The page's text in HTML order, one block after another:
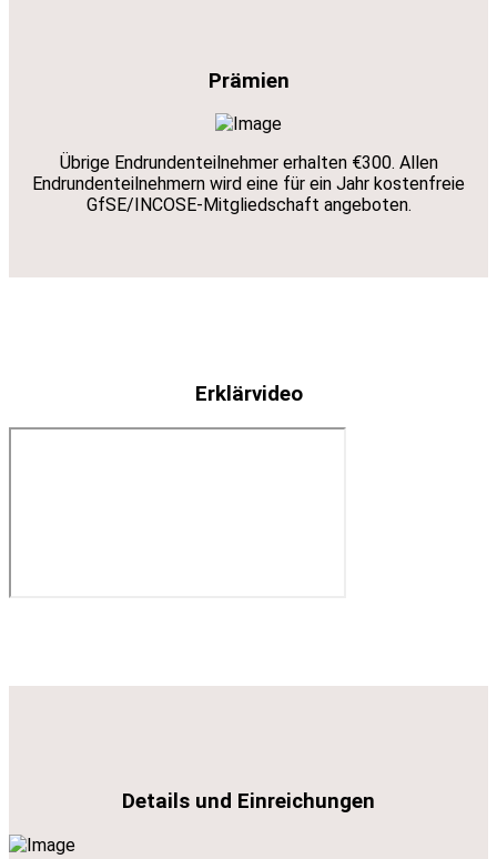
Prämien
Übrige Endrundenteilnehmer erhalten €300. Allen
Endrundenteilnehmern wird eine für ein Jahr kostenfreie
GfSE/INCOSE-Mitgliedschaft angeboten.
Erklärvideo
Details und Einreichungen